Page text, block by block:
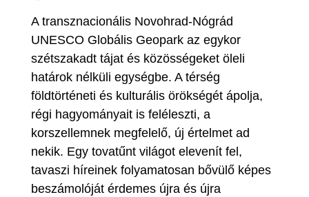
A transznacionális Novohrad-Nógrád
UNESCO Globális Geopark az egykor
szétszakadt tájat és közösségeket öleli
határok nélküli egységbe. A térség
földtörténeti és kulturális örökségét ápolja,
régi hagyományait is feléleszti, a
korszellemnek megfelelő, új értelmet ad
nekik. Egy tovatűnt világot elevenít fel,
tavaszi híreinek folyamatosan bővülő képes
beszámolóját érdemes újra és újra